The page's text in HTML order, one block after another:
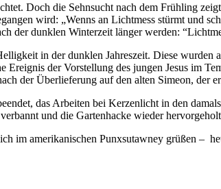
Doch die Sehnsucht nach dem Frühling
wird: „Wenns an Lichtmess stürmt und
der dunklen Winterzeit länger werden:
in der dunklen Jahreszeit. Diese
der Vorstellung des jungen Jesus im
der Überlieferung auf den alten Simeon, der
das Arbeiten bei Kerzenlicht in den
und die Gartenhacke wieder
im amerikanischen Punxsutawney grüßen –